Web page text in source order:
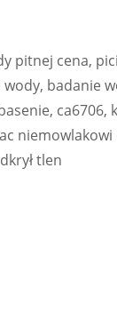
pitnej cena,
badanie
ca6706,
niemowlakowi
tlen